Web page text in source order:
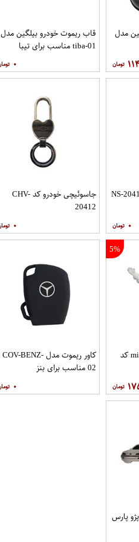
مدل
قاب ریموت خودرو بیلگین مدل
tiba-01 مناسب برای تیبا
۰
۰
جاسوئیچی خودرو کد CHV-
20412
۰
5%
جاسوئیچی طرح michllen کد
کاور ریموت مدل COV-BENZ-
02 مناسب برای بنز
۰
پارس